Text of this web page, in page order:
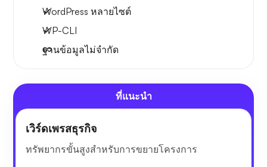
WordPress หลายไซต์
WP-CLI
ฐานข้อมูลไม่จำกัด
ที่แนะนำ
เวิร์ดเพรสธุรกิจ
ทรัพยากรขั้นสูงสำหรับการขยายโครงการ